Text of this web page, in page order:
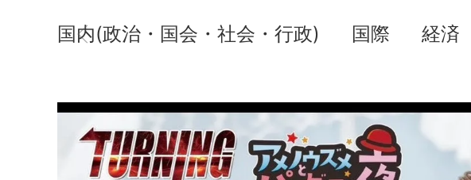
国内(政治・国会・社会・行政) 国際 経済